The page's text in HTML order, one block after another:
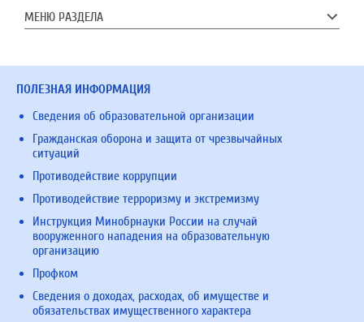
МЕНЮ РАЗДЕЛА
ПОЛЕЗНАЯ ИНФОРМАЦИЯ
Сведения об образовательной организации
Гражданская оборона и защита от чрезвычайных
ситуаций
Противодействие коррупции
Противодействие терроризму и экстремизму
Инструкция Минобрнауки России на случай
вооруженного нападения на образовательную
организацию
Профком
Сведения о доходах, расходах, об имуществе и
обязательствах имущественного характера